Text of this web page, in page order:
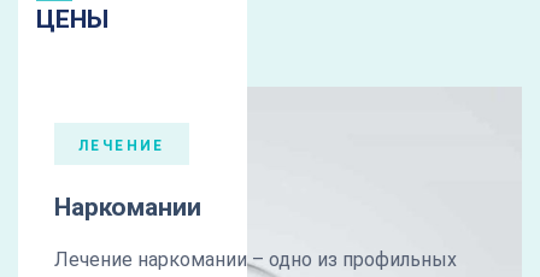
ЦЕНЫ
ЛЕЧЕНИЕ
Наркомании
Лечение наркомании – одно из профильных